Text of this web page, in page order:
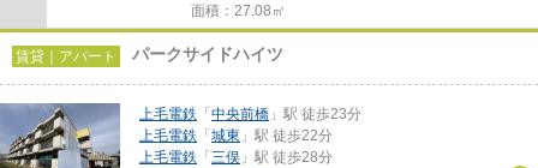
面積：27.08㎡
賃貸｜アパート パークサイドハイツ
上毛電鉄 「 中央前橋 」駅 徒歩23分
上毛電鉄 「 城東 」駅 徒歩22分
上毛電鉄 「 三俣 」駅 徒歩28分